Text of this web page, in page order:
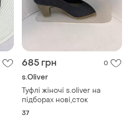
685 грн 0
s.Oliver
Туфлі жіночі s.oliver на
підборах нові,сток
37